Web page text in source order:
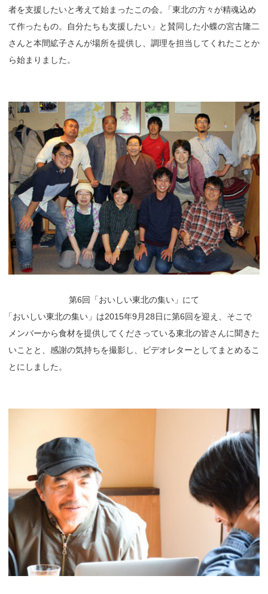
者を支援したいと考えて始まったこの会。
「東北の方々が精魂込め
て作ったもの。自分たちも支援したい」と賛同した小蝶の宮古隆二
さんと本間絋子さんが場所を提供し、調理を担当してくれたことか
ら始まりました。
第6回「おいしい東北の集い」にて
「おいしい東北の集い」は2015年9月28日に第6回を迎え、そこで
メンバーから食材を提供してくださっている東北の皆さんに聞きた
いことと、感謝の気持ちを撮影し、ビデオレターとしてまとめるこ
とにしました。